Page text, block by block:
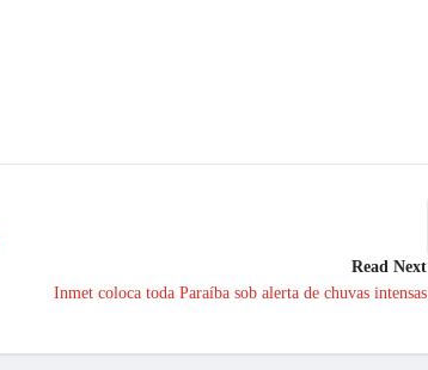
Read Next
Inmet coloca toda Paraíba sob alerta de chuvas intensas